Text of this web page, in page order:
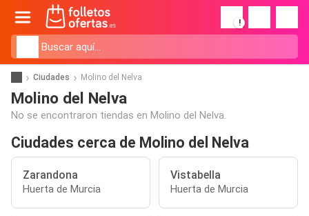
!
Ciudades Molino del Nelva
Molino del Nelva
No se encontraron tiendas en Molino del Nelva.
Ciudades cerca de Molino del Nelva
Zarandona
Huerta de Murcia
Vistabella
Huerta de Murcia